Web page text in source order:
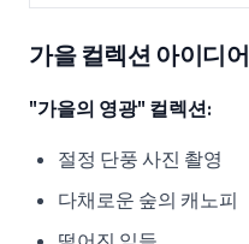
가을 컬렉션 아이디어
"가을의 영광" 컬렉션:
절정 단풍 사진 촬영
다채로운 숲의 캐노피